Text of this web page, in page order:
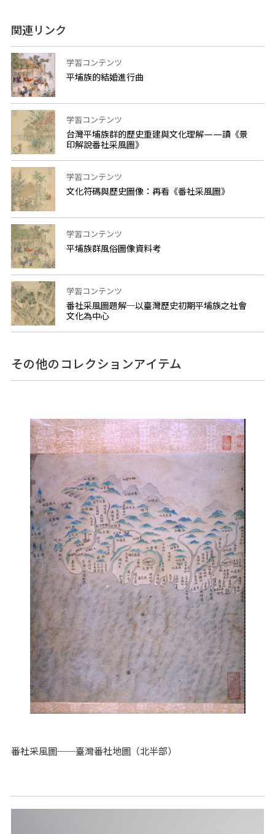
関連リンク
学習コンテンツ
平埔族的結婚進行曲
学習コンテンツ
台灣平埔族群的歷史重建與文化理解——讀《景
印解說番社采風圖》
学習コンテンツ
文化符碼與歷史圖像：再看《番社采風圖》
学習コンテンツ
平埔族群風俗圖像資料考
学習コンテンツ
番社采風圖題解─以臺灣歷史初期平埔族之社會
文化為中心
その他のコレクションアイテム
番社采風圖──臺灣番社地圖（北半部）